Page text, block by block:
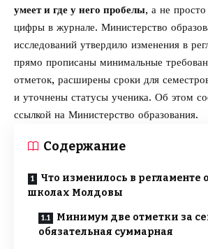
умеет и где у него пробелы, а не просто
цифры в журнале. Министерство
исследований утвердило изменения в
прямо прописаны минимальные
отметок, расширены сроки для
и уточнены статусы ученика. Об этом
ссылкой на Министерство образования.
Содержание
Что изменилось в регламенте
школах Молдовы
Минимум две отметки за
обязательная суммарная